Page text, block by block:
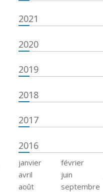
2021
2020
2019
2018
2017
2016
janvier février
avril
juin
août
septembre